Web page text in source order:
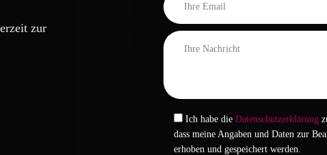
zur
Ich habe die Datenschutzerklärung
dass meine Angaben und Daten zur
erhoben und gespeichert werden.